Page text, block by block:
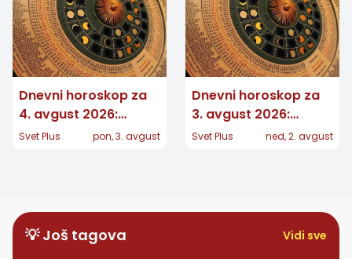
Dnevni horoskop za
4. avgust 2026:
Strelčevima stiže
Svet Plus pon, 3. avgust
Dnevni horoskop za
3. avgust 2026:
Lavovi privlače
Svet Plus ned, 2. avgust
💡 Još tagova Vidi sve